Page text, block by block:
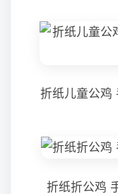
折纸儿童公鸡
折纸折公鸡